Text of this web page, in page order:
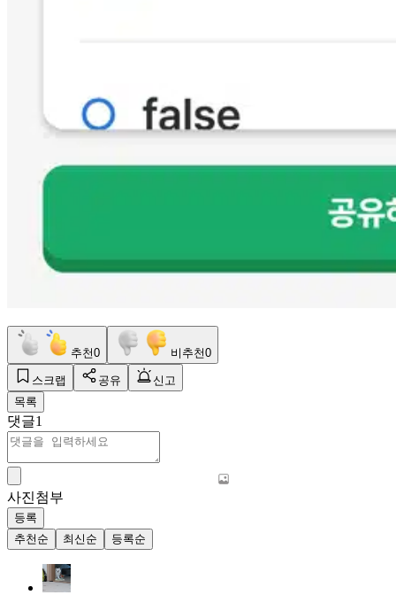
추천0 비추천0
스크랩 공유
신고
목록
댓글1
사진첨부
등록
추천순
최신순 등록순